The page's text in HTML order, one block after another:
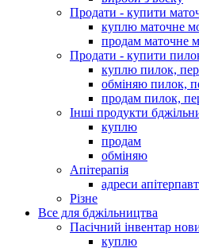
Продати - купити
куплю маточне
продам маточне
Продати - купити
куплю пилок,
обміняю пилок,
продам пилок,
Інші продукти
куплю
продам
обміняю
Апітерапія
адреси
Різне
Все для бджільництва
Пасічний інвентар
куплю